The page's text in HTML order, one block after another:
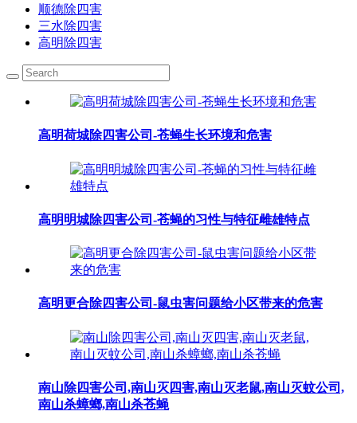
顺德除四害
三水除四害
高明除四害
高明荷城除四害公司-苍蝇生长环境和危害
高明明城除四害公司-苍蝇的习性与特征雌雄特点
​高明更合除四害公司-鼠虫害问题给小区带来的危害
南山除四害公司,南山灭四害,南山灭老鼠,南山灭蚊公司,
南山杀蟑螂,南山杀苍蝇